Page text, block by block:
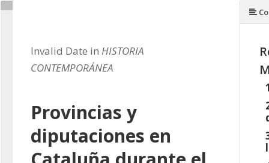
Invalid Date in HISTORIA
CONTEMPORÁNEA
Provincias y
diputaciones en